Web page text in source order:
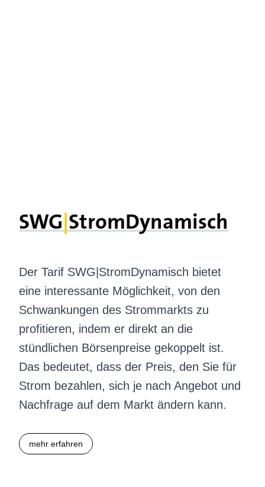
SWG|­StromDynamisch
Der Tarif SWG|StromDynamisch bietet
eine interessante Möglichkeit, von den
Schwankungen des Strommarkts zu
profitieren, indem er direkt an die
stündlichen Börsenpreise gekoppelt ist.
Das bedeutet, dass der Preis, den Sie für
Strom bezahlen, sich je nach Angebot und
Nachfrage auf dem Markt ändern kann.
mehr erfahren